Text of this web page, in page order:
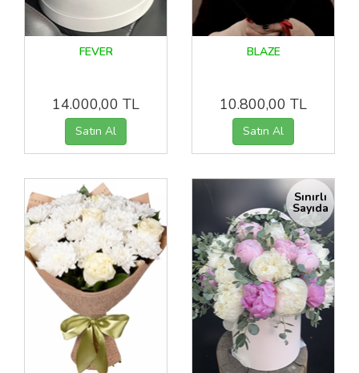
FEVER
14.000,00 TL
BLAZE
10.800,00 TL
Sınırlı
Sayıda